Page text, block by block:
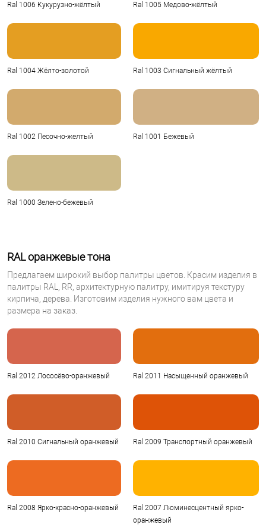
Ral 1006 Кукурузно-жёлтый Ral 1005 Медово-жёлтый
Ral 1004 Жёлто-золотой Ral 1003 Сигнальный жёлтый
Ral 1002 Песочно-желтый Ral 1001 Бежевый
Ral 1000 Зелено-бежевый
RAL оранжевые тона
Предлагаем широкий выбор палитры цветов. Красим изделия в
палитры RAL, RR, архитектурную палитру, имитируя текстуру
кирпича, дерева. Изготовим изделия нужного вам цвета и
размера на заказ.
Ral 2012 Лососёво-оранжевый Ral 2011 Насыщенный оранжевый
Ral 2010 Сигнальный оранжевый Ral 2009 Транспортный оранжевый
Ral 2008 Ярко-красно-оранжевый
Ral 2007 Люминесцентный ярко-
оранжевый